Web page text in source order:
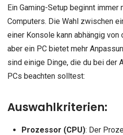
Ein Gaming-Setup beginnt
Computers. Die Wahl zwischen
einer Konsole kann abhängig
aber ein PC bietet mehr
sind einige Dinge, die du bei der
PCs beachten solltest:
Auswahlkriterien:
Prozessor (CPU): Der